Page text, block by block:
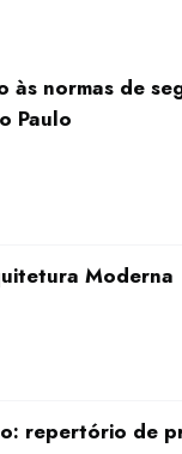
às normas de
Paulo
Moderna
repertório de